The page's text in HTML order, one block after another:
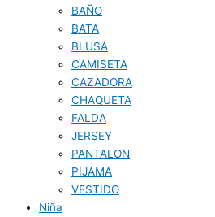
BAÑO
BATA
BLUSA
CAMISETA
CAZADORA
CHAQUETA
FALDA
JERSEY
PANTALON
PIJAMA
VESTIDO
Niña